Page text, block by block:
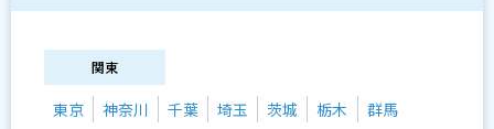
関東
東京 神奈川 千葉 埼玉 茨城 栃木 群馬